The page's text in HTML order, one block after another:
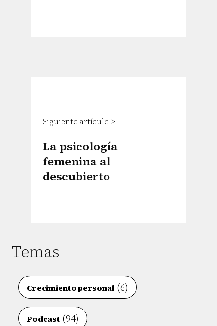
Siguiente artículo >
La psicología
femenina al
descubierto
Temas
Crecimiento personal (6)
Podcast (94)